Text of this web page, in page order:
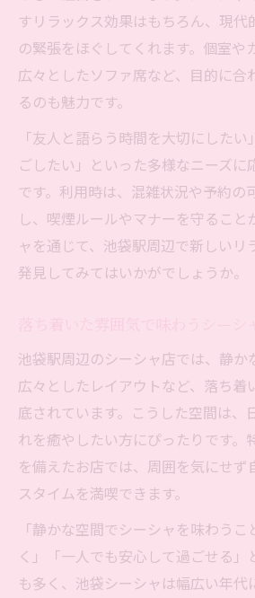
すリラックス効果はもちろん、現代
の緊張をほぐしてくれます。個室や
広々としたソファ席など、目的に合
るのも魅力です。
「友人と語らう時間を大切にした
ごしたい」といった多様なニーズに
です。利用時は、混雑状況や予約の
し、喫煙ルールやマナーを守ること
ャを通じて、池袋駅周辺で新しいリ
発見してみてはいかがでしょうか。
池袋駅周辺のシーシャ店では、静か
広々としたレイアウトなど、落ち着
底されています。こうした空間は、
れを癒やしたい方にぴったりです。
を備えたお店では、周囲を気にせず
スタイムを満喫できます。
「静かな空間でシーシャを味わう
く」「一人でも安心して過ごせる」
も多く、池袋シーシャは幅広い年代